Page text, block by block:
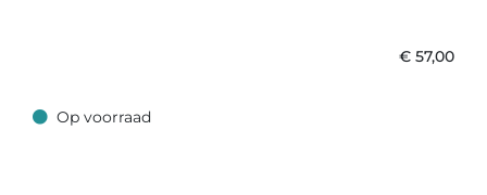
€ 57,00
Op voorraad
Op voorraad